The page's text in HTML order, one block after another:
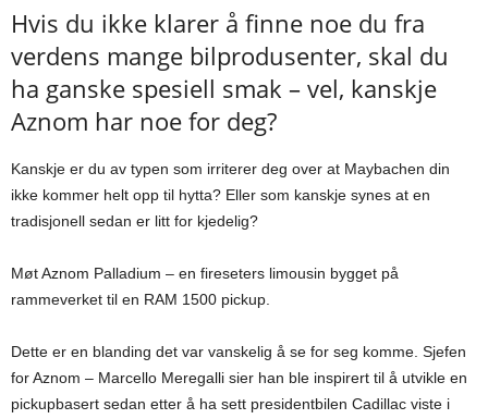
Hvis du ikke klarer å finne noe du fra
verdens mange bilprodusenter, skal du
ha ganske spesiell smak – vel, kanskje
Aznom har noe for deg?
Kanskje er du av typen som irriterer deg over at Maybachen din
ikke kommer helt opp til hytta? Eller som kanskje synes at en
tradisjonell sedan er litt for kjedelig?
Møt Aznom Palladium – en fireseters limousin bygget på
rammeverket til en RAM 1500 pickup.
Dette er en blanding det var vanskelig å se for seg komme. Sjefen
for Aznom – Marcello Meregalli sier han ble inspirert til å utvikle en
pickupbasert sedan etter å ha sett presidentbilen Cadillac viste i